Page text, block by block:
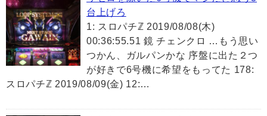
台上げろ
1: スロパチℤ 2019/08/08(木)
00:36:55.51 鏡 チェンクロ …もう思い
つかん、ガルパンかな 序盤に出た２つ
が好きで6号機に希望をもってた 178:
スロパチℤ 2019/08/09(金) 12:…